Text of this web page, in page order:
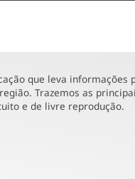
que leva
Trazemos as
e de livre reprodução.